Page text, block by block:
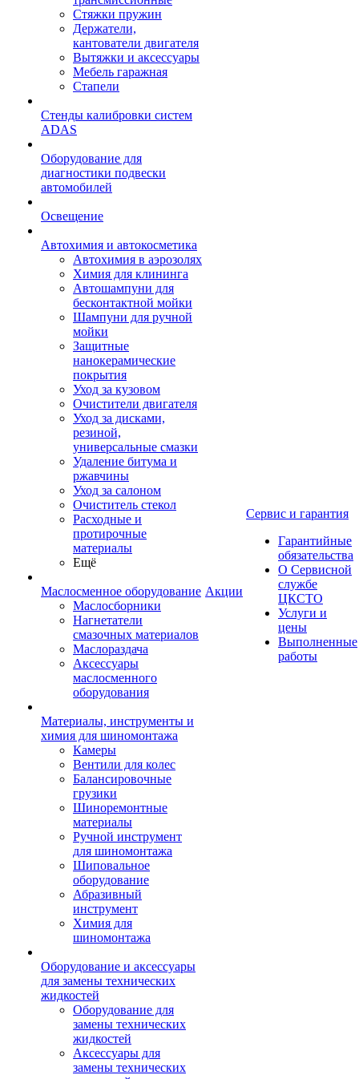
Стяжки пружин
Держатели,
кантователи двигателя
Вытяжки и аксессуары
Мебель гаражная
Стапели
Стенды калибровки систем
ADAS
Оборудование для
диагностики подвески
автомобилей
Освещение
Автохимия и автокосметика
Автохимия в аэрозолях
Химия для клининга
Автошампуни для
бесконтактной мойки
Шампуни для ручной
мойки
Защитные
нанокерамические
покрытия
Уход за кузовом
Очистители двигателя
Уход за дисками,
резиной,
универсальные смазки
Удаление битума и
ржавчины
Уход за салоном
Очиститель стекол
Расходные и
протирочные
материалы
Ещё
Маслосменное оборудование
Маслосборники
Нагнетатели
смазочных материалов
Маслораздача
Аксессуары
маслосменного
оборудования
Материалы, инструменты и
химия для шиномонтажа
Камеры
Вентили для колес
Балансировочные
грузики
Шиноремонтные
материалы
Ручной инструмент
для шиномонтажа
Шиповальное
оборудование
Абразивный
инструмент
Химия для
шиномонтажа
Оборудование и аксессуары
для замены технических
жидкостей
Оборудование для
замены технических
жидкостей
Аксессуары для
замены технических
Акции
Сервис и гарантия
Гарантийные
обязательства
О Сервисной
службе
ЦКСТО
Услуги и
цены
Выполненные
работы